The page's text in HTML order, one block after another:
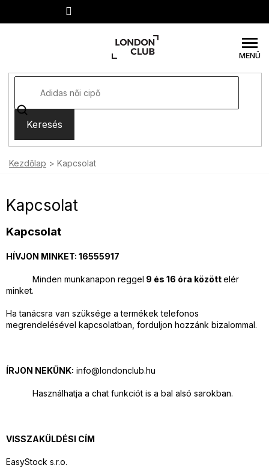
Keresés
Kezdőlap Kapcsolat
Kapcsolat
Kapcsolat
HÍVJON MINKET: 16555917
Minden munkanapon reggel 9 és 16 óra közöttelér
minket.
Ha tanácsra van szüksége a termékek telefonos
megrendelésével kapcsolatban, forduljon hozzánk bizalommal.
ÍRJON NEKÜNK: info@londonclub.hu
Használhatja a chat funkciót is a bal alsó sarokban.
VISSZAKÜLDÉSI CÍM
EasyStock s.r.o.